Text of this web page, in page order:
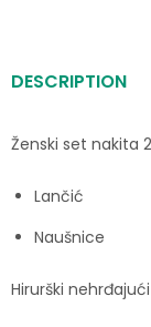
DESCRIPTION
Ženski set nakita
Lančić
Naušnice
Hirurški